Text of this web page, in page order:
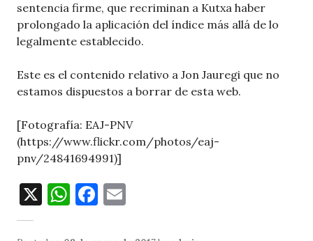
sentencia firme, que recriminan a Kutxa haber
prolongado la aplicación del índice más allá de lo
legalmente establecido.
Este es el contenido relativo a Jon Jauregi que no
estamos dispuestos a borrar de esta web.
[Fotografía: EAJ-PNV
(https://www.flickr.com/photos/eaj-
pnv/24841694991)]
X W F